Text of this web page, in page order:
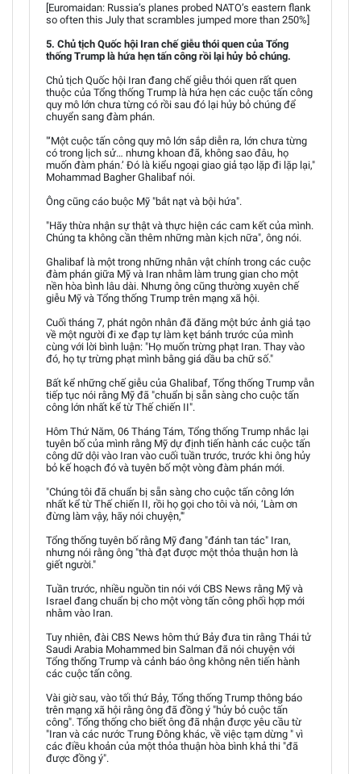
[Euromaidan: Russia’s planes probed NATO’s eastern flank
so often this July that scrambles jumped more than 250%]
5. Chủ tịch Quốc hội Iran chế giễu thói quen của Tổng
thống Trump là hứa hẹn tấn công rồi lại hủy bỏ chúng.
Chủ tịch Quốc hội Iran đang chế giễu thói quen rất quen
thuộc của Tổng thống Trump là hứa hẹn các cuộc tấn công
quy mô lớn chưa từng có rồi sau đó lại hủy bỏ chúng để
chuyển sang đàm phán.
"‘Một cuộc tấn công quy mô lớn sắp diễn ra, lớn chưa từng
có trong lịch sử… nhưng khoan đã, không sao đâu, họ
muốn đàm phán.’ Đó là kiểu ngoại giao giả tạo lặp đi lặp lại,"
Mohammad Bagher Ghalibaf nói.
Ông cũng cáo buộc Mỹ "bắt nạt và bội hứa".
"Hãy thừa nhận sự thật và thực hiện các cam kết của mình.
Chúng ta không cần thêm những màn kịch nữa", ông nói.
Ghalibaf là một trong những nhân vật chính trong các cuộc
đàm phán giữa Mỹ và Iran nhằm làm trung gian cho một
nền hòa bình lâu dài. Nhưng ông cũng thường xuyên chế
giễu Mỹ và Tổng thống Trump trên mạng xã hội.
Cuối tháng 7, phát ngôn nhân đã đăng một bức ảnh giả tạo
về một người đi xe đạp tự làm kẹt bánh trước của mình
cùng với lời bình luận: "Họ muốn trừng phạt Iran. Thay vào
đó, họ tự trừng phạt mình bằng giá dầu ba chữ số."
Bất kể những chế giễu của Ghalibaf, Tổng thống Trump vẫn
tiếp tục nói rằng Mỹ đã "chuẩn bị sẵn sàng cho cuộc tấn
công lớn nhất kể từ Thế chiến II".
Hôm Thứ Năm, 06 Tháng Tám, Tổng thống Trump nhắc lại
tuyên bố của mình rằng Mỹ dự định tiến hành các cuộc tấn
công dữ dội vào Iran vào cuối tuần trước, trước khi ông hủy
bỏ kế hoạch đó và tuyên bố một vòng đàm phán mới.
"Chúng tôi đã chuẩn bị sẵn sàng cho cuộc tấn công lớn
nhất kể từ Thế chiến II, rồi họ gọi cho tôi và nói, ‘Làm ơn
đừng làm vậy, hãy nói chuyện,'"
Tổng thống tuyên bố rằng Mỹ đang "đánh tan tác" Iran,
nhưng nói rằng ông "thà đạt được một thỏa thuận hơn là
giết người."
Tuần trước, nhiều nguồn tin nói với CBS News rằng Mỹ và
Israel đang chuẩn bị cho một vòng tấn công phối hợp mới
nhằm vào Iran.
Tuy nhiên, đài CBS News hôm thứ Bảy đưa tin rằng Thái tử
Saudi Arabia Mohammed bin Salman đã nói chuyện với
Tổng thống Trump và cảnh báo ông không nên tiến hành
các cuộc tấn công.
Vài giờ sau, vào tối thứ Bảy, Tổng thống Trump thông báo
trên mạng xã hội rằng ông đã đồng ý "hủy bỏ cuộc tấn
công". Tổng thống cho biết ông đã nhận được yêu cầu từ
"Iran và các nước Trung Đông khác, về việc tạm dừng " vì
các điều khoản của một thỏa thuận hòa bình khả thi "đã
được đồng ý".